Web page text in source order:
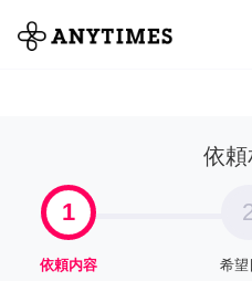
全て
依頼
1
依頼内容 希望